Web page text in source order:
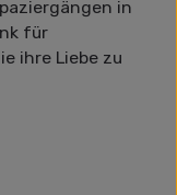
in
für
ihre Liebe zu